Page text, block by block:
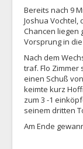
Bereits nach 9
Joshua Vochtel,
Chancen liegen
Vorsprung in
Nach dem
traf. Flo Zimmer
einen Schuß
keimte kurz
zum 3 -1
seinem dritten
Am Ende